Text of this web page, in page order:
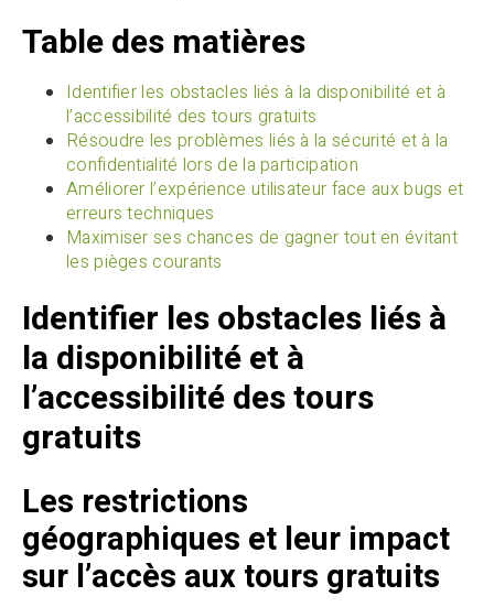
Table des matières
Identifier les obstacles liés à la disponibilité et à
l’accessibilité des tours gratuits
Résoudre les problèmes liés à la sécurité et à la
confidentialité lors de la participation
Améliorer l’expérience utilisateur face aux bugs et
erreurs techniques
Maximiser ses chances de gagner tout en évitant
les pièges courants
Identifier les obstacles liés à
la disponibilité et à
l’accessibilité des tours
gratuits
Les restrictions
géographiques et leur impact
sur l’accès aux tours gratuits